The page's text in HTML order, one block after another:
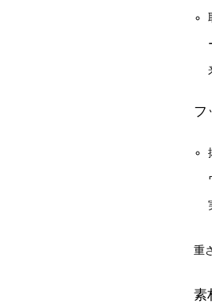
フ
重
素